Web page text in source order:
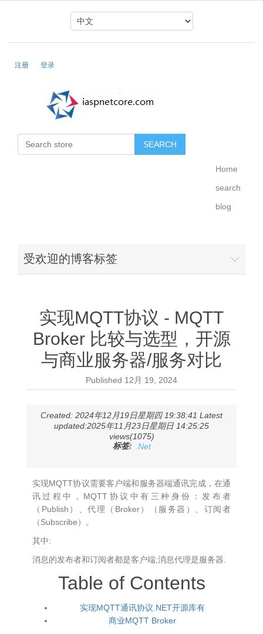
注册 登录
Home
search
blog
受欢迎的博客标签
实现MQTT协议 - MQTT
Broker 比较与选型，开源
与商业服务器/服务对比
Published 12月 19, 2024
Created: 2024年12月19日星期四 19:38:41 Latest
updated:2025年11月23日星期日 14:25:25
views(1075)
标签:
.Net
实现MQTT协议需要客户端和服务器端通讯完成，在通
讯过程中，MQTT协议中有三种身份：发布者
（Publish）、代理（Broker）（服务器）、订阅者
（Subscribe）。
其中:
消息的发布者和订阅者都是客户端;消息代理是服务器.
Table of Contents
实现MQTT通讯协议.NET开源库有
商业MQTT Broker